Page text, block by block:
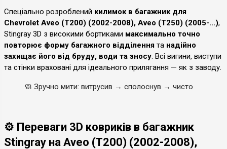
Спеціально розроблений килимок в багажник для
Chevrolet Aveo (T200) (2002-2008), Aveo (T250) (2005-...),
Stingray 3D з високими бортиками максимально точно
повторює форму багажного відділення та надійно
захищає його від бруду, води та зносу. Всі вигини, виступи
та стінки враховані для ідеального прилягання — як з заводу.
🧼 Зручно мити: витрусив → сполоснув → чисто
⚙️ Переваги 3D ковриків в багажник
Stingray на Aveo (T200) (2002-2008),